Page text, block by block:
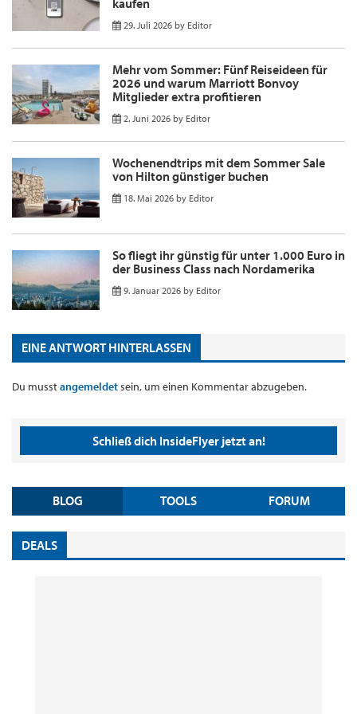
29. Juli 2026 by Editor
Mehr vom Sommer: Fünf Reiseideen für
2026 und warum Marriott Bonvoy
Mitglieder extra profitieren
2. Juni 2026 by Editor
Wochenendtrips mit dem Sommer Sale
von Hilton günstiger buchen
18. Mai 2026 by Editor
So fliegt ihr günstig für unter 1.000 Euro in
der Business Class nach Nordamerika
9. Januar 2026 by Editor
EINE ANTWORT HINTERLASSEN
Du musstangemeldetsein, um einen Kommentar abzugeben.
Schließ dich InsideFlyer jetzt an!
BLOG TOOLS FORUM
DEALS